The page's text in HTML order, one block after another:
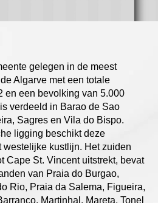
gelegen in de meest
Algarve met een totale
en een bevolking van 5.000
verdeeld in Barao de Sao
Sagres en Vila do Bispo.
ligging beschikt deze
westelijke kustlijn. Het zuiden
Cape St. Vincent uitstrekt, bevat
van Praia do Burgao,
Rio, Praia da Salema, Figueira,
Martinhal, Mareta, Tonel